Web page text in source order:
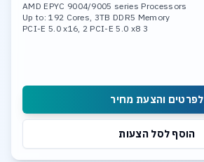
AMD EPYC 9004/9005 series Processors
Up to: 192 Cores, 3TB DDR5 Memory
3 PCI-E 5.0 x16, 2 PCI-E 5.0 x8
לפרטים והצעת מחיר
הוסף לסל הצעות